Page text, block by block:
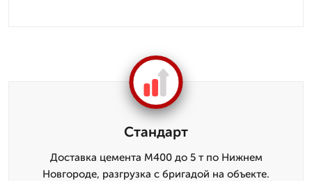
Стандарт
Доставка цемента М400 до 5 т по Нижнем
Новгороде, разгрузка с бригадой на объекте.